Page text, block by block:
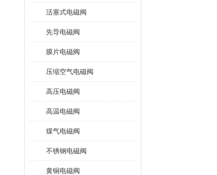
活塞式电磁阀
先导电磁阀
膜片电磁阀
压缩空气电磁阀
高压电磁阀
高温电磁阀
煤气电磁阀
不锈钢电磁阀
黄铜电磁阀